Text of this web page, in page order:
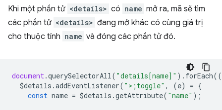
Khi một phần tử <details> có name mở ra, mã sẽ tìm
các phần tử <details> đang mở khác có cùng giá trị
cho thuộc tính name và đóng các phần tử đó.
document.querySelectorAll( "details[name]" ). forEach((
$details .addEventListener( ">;toggle" , (e) = {
const name = $details .getAttribute( "name" );